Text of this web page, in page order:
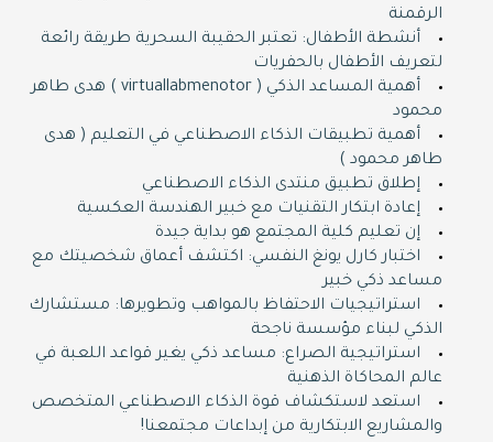
الرقمنة
أنشطة الأطفال: تعتبر الحقيبة السحرية طريقة رائعة
لتعريف الأطفال بالحفريات
أهمية المساعد الذكي ( virtuallabmenotor ) هدى طاهر
محمود
أهمية تطبيقات الذكاء الاصطناعي في التعليم ( هدى
طاهر محمود )
إطلاق تطبيق منتدى الذكاء الاصطناعي
إعادة ابتكار التقنيات مع خبير الهندسة العكسية
إن تعليم كلية المجتمع هو بداية جيدة
اختبار كارل يونغ النفسي: اكتشف أعماق شخصيتك مع
مساعد ذكي خبير
استراتيجيات الاحتفاظ بالمواهب وتطويرها: مستشارك
الذكي لبناء مؤسسة ناجحة
استراتيجية الصراع: مساعد ذكي يغير قواعد اللعبة في
عالم المحاكاة الذهنية
استعد لاستكشاف قوة الذكاء الاصطناعي المتخصص
والمشاريع الابتكارية من إبداعات مجتمعنا!